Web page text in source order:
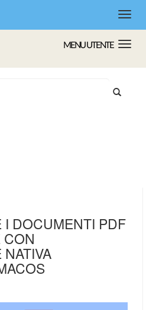
MENU UTENTE
DOCUMENTI PDF
CON
NATIVA